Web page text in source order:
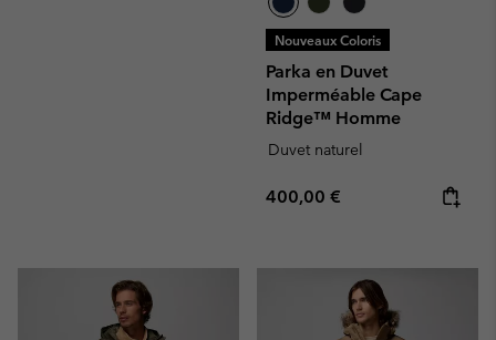
Nouveaux Coloris
Parka en Duvet
Imperméable Cape
Ridge™ Homme
Duvet naturel
Regular price:
400,00 €